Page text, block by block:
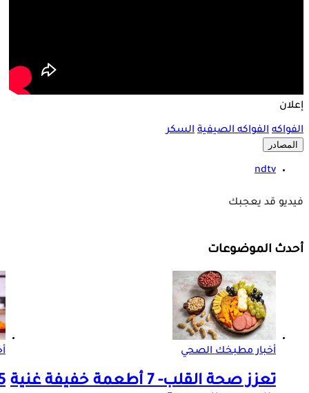
إعلان
الفواكه الفواكه الصيفية السكر
المصادر
ndtv
فيديو قد يعجبك
أحدث الموضوعات
أخبار مطبخك الصحي
تعزز صحة القلب- 7 أطعمة خفيفة غنية